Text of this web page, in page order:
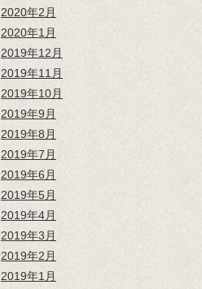
2020年2月
2020年1月
2019年12月
2019年11月
2019年10月
2019年9月
2019年8月
2019年7月
2019年6月
2019年5月
2019年4月
2019年3月
2019年2月
2019年1月